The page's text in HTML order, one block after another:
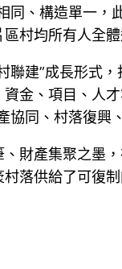
、構造單一
村均所有人全
聯建”成長形式，
金、項目、人
同、村落復
財產集聚之墨
村落供給了可復